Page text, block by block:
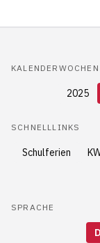
2025
SCHNELLLINKS
Schulferien
SPRACHE